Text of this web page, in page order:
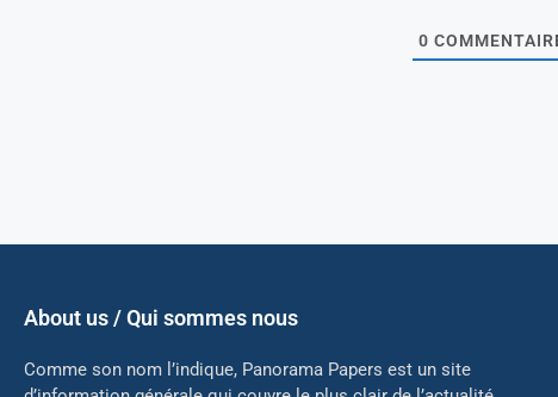
0
About us / Qui sommes nous
Comme son nom l’indique, Panorama Papers est un site